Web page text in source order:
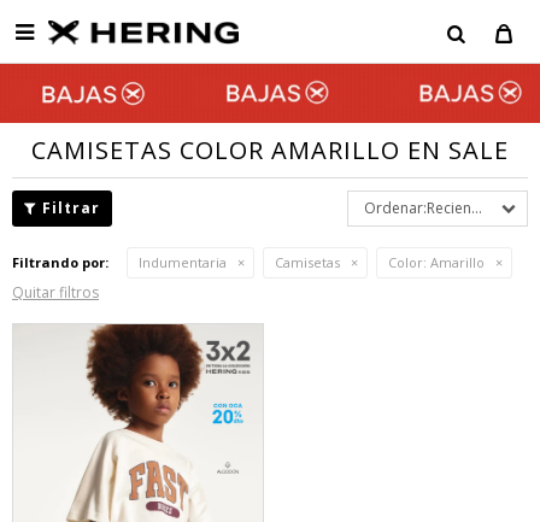

CAMISETAS COLOR AMARILLO EN SALE
Recientes
Filtrando por: Indumentaria Camisetas Color: Amarillo
Quitar filtros